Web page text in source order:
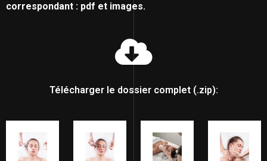
correspondant : pdf et images.
Télécharger le dossier complet (.zip):